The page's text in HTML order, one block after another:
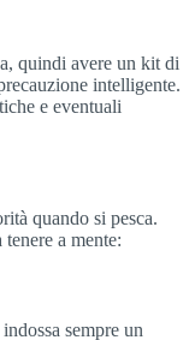
quindi avere un kit di
intelligente.
e eventuali
quando si pesca.
a mente:
sempre un